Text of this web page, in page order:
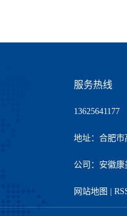
服务热线
13625641177
地址：合肥市
公司：安徽康
网站地图 |